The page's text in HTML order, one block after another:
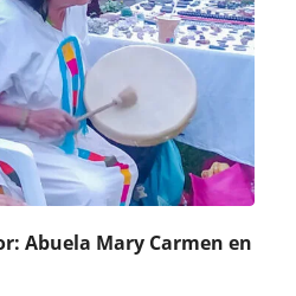
Abuela Mary Carmen en